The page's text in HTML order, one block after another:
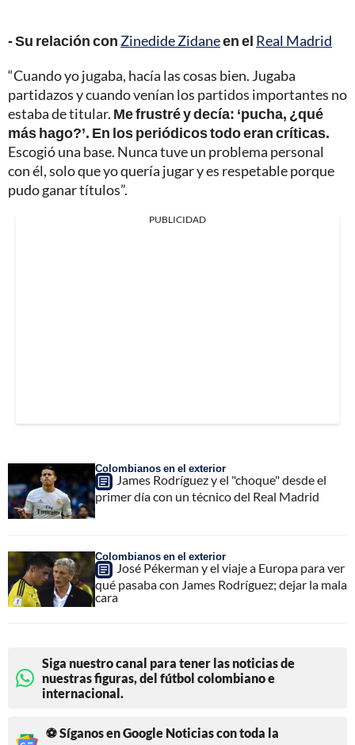
- Su relación con Zinedide Zidaneen el Real Madrid
“Cuando yo jugaba, hacía las cosas bien. Jugaba
partidazos y cuando venían los partidos importantes no
estaba de titular. Me frustré y decía: ‘pucha, ¿qué
más hago?’. En los periódicos todo eran críticas.
Escogió una base. Nunca tuve un problema personal
con él, solo que yo quería jugar y es respetable porque
pudo ganar títulos”.
PUBLICIDAD
Colombianos en el exterior
James Rodríguez y el "choque" desde el
primer día con un técnico del Real Madrid
Colombianos en el exterior
José Pékerman y el viaje a Europa para ver
qué pasaba con James Rodríguez; dejar la mala
cara
Siga nuestro canal para tener las noticias de
nuestras figuras, del fútbol colombiano e
internacional.
⚽ Síganos en Google Noticias con toda la